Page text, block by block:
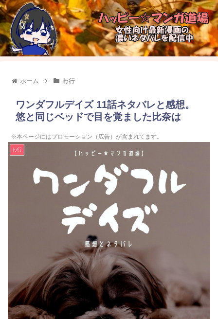
ホーム わ行
ワンダフルデイズ 11話ネタバレと感想。
悠と同じベッドで目を覚ました比奈は
※本ページにはプロモーション（広告）が含まれてます。
わ行